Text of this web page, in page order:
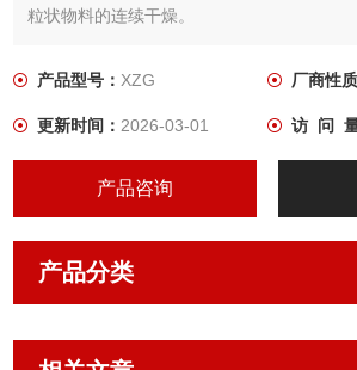
粒状物料的连续干燥。
产品型号：XZG 厂商性质
更新时间：2026-03-01 访 问 量
产品咨询
产品分类